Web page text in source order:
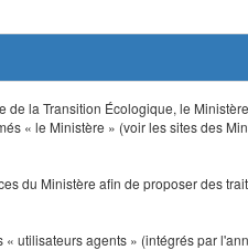
la Transition Écologique, le
« le Ministère » (voir les sites des
du Ministère afin de proposer des
utilisateurs agents » (intégrés par